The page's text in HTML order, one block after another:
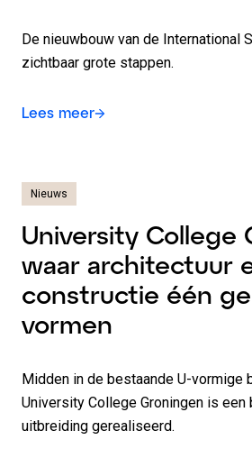
De nieuwbouw van de International
zichtbaar grote stappen.
Lees meer
Nieuws
University College
waar architectuur
constructie één
vormen
Midden in de bestaande U-vormige
University College Groningen is een
uitbreiding gerealiseerd.